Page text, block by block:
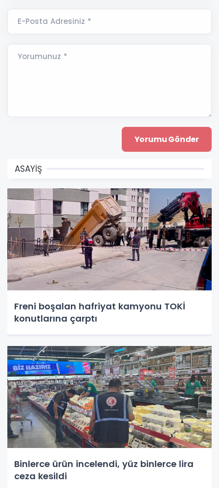
E-Posta Adresiniz *
Yorumunuz *
ASAYİŞ
Freni boşalan hafriyat kamyonu TOKİ
konutlarına çarptı
Binlerce ürün incelendi, yüz binlerce lira
ceza kesildi